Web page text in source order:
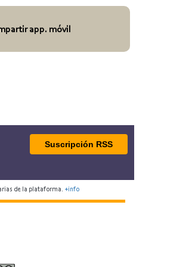
app. móvil
Suscripción RSS
de la plataforma. +info